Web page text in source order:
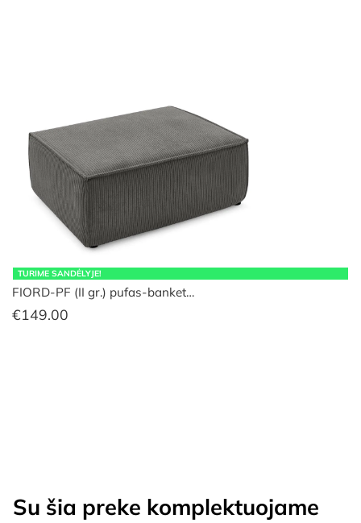
TURIME SANDĖLYJE!
FIORD-PF (II gr.) pufas-banket…
€149.00
Su šia preke komplektuojame